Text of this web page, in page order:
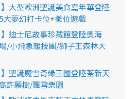
】大型歐洲聖誕美食嘉年華登陸
大夢幻打卡位+攤位遊戲
】迪士尼故事珍藏館登陸奧海
/小飛象雜技團/獅子王森林大
】聖誕魔雪奇緣王國登陸荃新天
許願樹/飄雪樂園